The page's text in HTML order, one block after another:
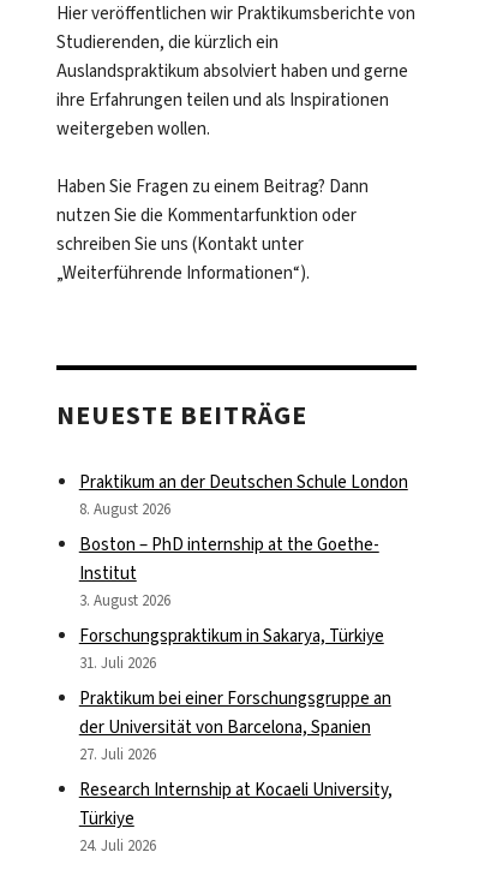
Hier veröffentlichen wir Praktikumsberichte von
Studierenden, die kürzlich ein
Auslandspraktikum absolviert haben und gerne
ihre Erfahrungen teilen und als Inspirationen
weitergeben wollen.
Haben Sie Fragen zu einem Beitrag? Dann
nutzen Sie die Kommentarfunktion oder
schreiben Sie uns (Kontakt unter
„Weiterführende Informationen“).
NEUESTE BEITRÄGE
Praktikum an der Deutschen Schule London
8. August 2026
Boston – PhD internship at the Goethe-
Institut
3. August 2026
Forschungspraktikum in Sakarya, Türkiye
31. Juli 2026
Praktikum bei einer Forschungsgruppe an
der Universität von Barcelona, Spanien
27. Juli 2026
Research Internship at Kocaeli University,
Türkiye
24. Juli 2026